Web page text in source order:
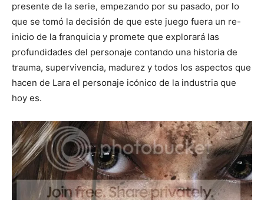
presente de la serie, empezando por su pasado, por lo
que se tomó la decisión de que este juego fuera un re-
inicio de la franquicia y promete que explorará las
profundidades del personaje contando una historia de
trauma, supervivencia, madurez y todos los aspectos que
hacen de Lara el personaje icónico de la industria que
hoy es.